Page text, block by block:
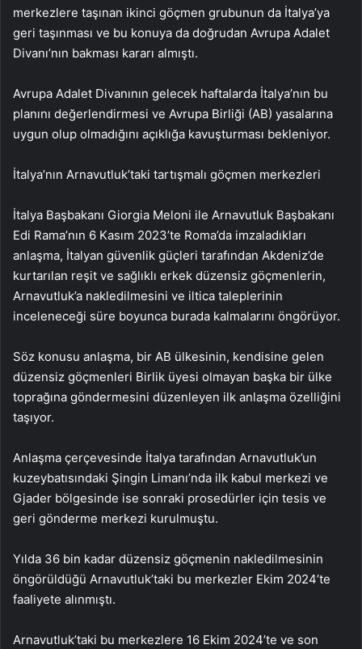
merkezlere taşınan ikinci göçmen grubunun da İtalya’ya
geri taşınması ve bu konuya da doğrudan Avrupa Adalet
Divanı’nın bakması kararı almıştı.
Avrupa Adalet Divanının gelecek haftalarda İtalya’nın bu
planını değerlendirmesi ve Avrupa Birliği (AB) yasalarına
uygun olup olmadığını açıklığa kavuşturması bekleniyor.
İtalya’nın Arnavutluk’taki tartışmalı göçmen merkezleri
İtalya Başbakanı Giorgia Meloni ile Arnavutluk Başbakanı
Edi Rama’nın 6 Kasım 2023’te Roma’da imzaladıkları
anlaşma, İtalyan güvenlik güçleri tarafından Akdeniz’de
kurtarılan reşit ve sağlıklı erkek düzensiz göçmenlerin,
Arnavutluk’a nakledilmesini ve iltica taleplerinin
inceleneceği süre boyunca burada kalmalarını öngörüyor.
Söz konusu anlaşma, bir AB ülkesinin, kendisine gelen
düzensiz göçmenleri Birlik üyesi olmayan başka bir ülke
toprağına göndermesini düzenleyen ilk anlaşma özelliğini
taşıyor.
Anlaşma çerçevesinde İtalya tarafından Arnavutluk’un
kuzeybatısındaki Şingin Limanı’nda ilk kabul merkezi ve
Gjader bölgesinde ise sonraki prosedürler için tesis ve
geri gönderme merkezi kurulmuştu.
Yılda 36 bin kadar düzensiz göçmenin nakledilmesinin
öngörüldüğü Arnavutluk’taki bu merkezler Ekim 2024’te
faaliyete alınmıştı.
Arnavutluk’taki bu merkezlere 16 Ekim 2024’te ve son